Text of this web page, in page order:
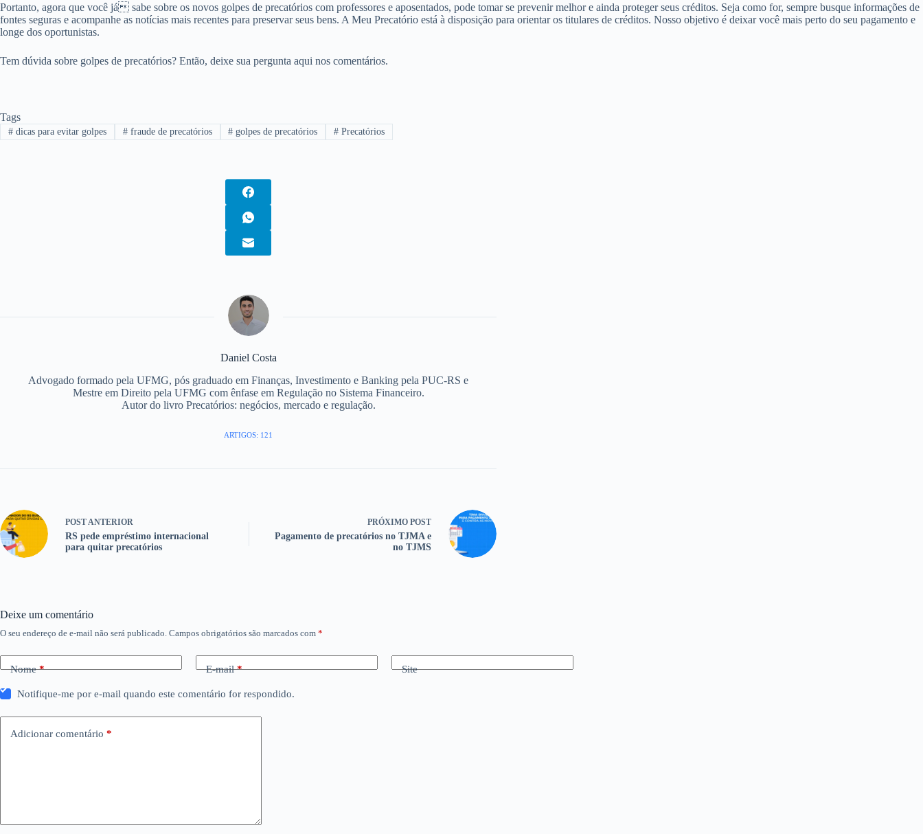
Portanto, agora que você já sabe sobre os novos golpes de precatórios com professores e aposentados, pode tomar se prevenir melhor e ainda proteger seus créditos. Seja como for, sempre busque informações de
fontes seguras e acompanhe as notícias mais recentes para preservar seus bens. A Meu Precatório está à disposição para orientar os titulares de créditos. Nosso objetivo é deixar você mais perto do seu pagamento e
longe dos oportunistas.
Tem dúvida sobre golpes de precatórios? Então, deixe sua pergunta aqui nos comentários.
Tags
#dicas para evitar golpes #fraude de precatórios # golpes de precatórios # Precatórios
Daniel Costa
Advogado formado pela UFMG, pós graduado em Finanças, Investimento e Banking pela PUC-RS e
Mestre em Direito pela UFMG com ênfase em Regulação no Sistema Financeiro.
Autor do livro Precatórios: negócios, mercado e regulação.
ARTIGOS: 121
POST ANTERIOR
RS pede empréstimo internacional
para quitar precatórios
PRÓXIMO POST
Pagamento de precatórios no TJMA e
no TJMS
Deixe um comentário
O seu endereço de e-mail não será publicado. Campos obrigatórios são marcados com *
Nome* E-mail* Site
Notifique-me por e-mail quando este comentário for respondido.
Adicionar comentário *